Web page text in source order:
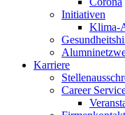
Initiativen
Klima-
Karriere
Career